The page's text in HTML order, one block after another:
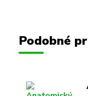
Podobné